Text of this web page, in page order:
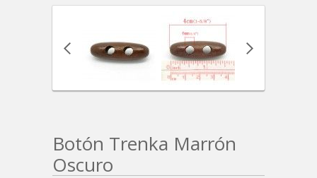
Botón Trenka Marrón
Oscuro